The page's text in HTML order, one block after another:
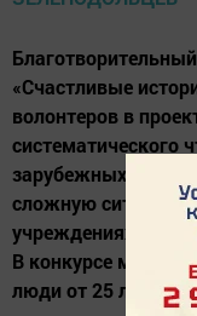
«Счастливые
волонтеров в
систематического
зарубежных
сложную ситуацию
учреждениях
В конкурсе могут
люди от 25 лет и